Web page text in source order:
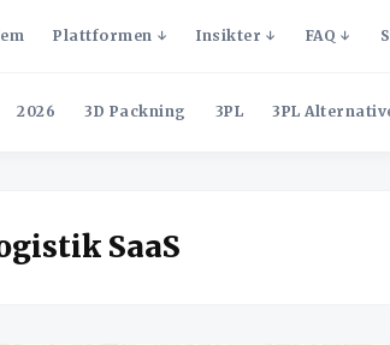
Plattformen Insikter FAQ
2026 3D Packning 3PL 3PL
SaaS